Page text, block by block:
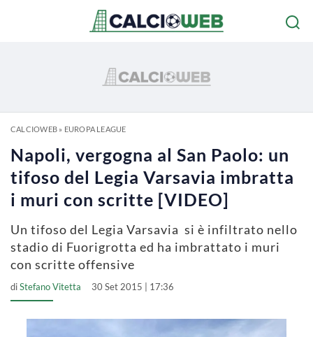
CALCIOWEB» EUROPA LEAGUE
Napoli, vergogna al San Paolo: un
tifoso del Legia Varsavia imbratta
i muri con scritte [VIDEO]
Un tifoso del Legia Varsavia si è infiltrato nello
stadio di Fuorigrotta ed ha imbrattato i muri
con scritte offensive
diStefano Vitetta 30 Set 2015 | 17:36